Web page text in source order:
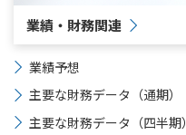
業績・財務関連
業績予想
主要な財務データ（通期）
主要な財務データ（四半期）